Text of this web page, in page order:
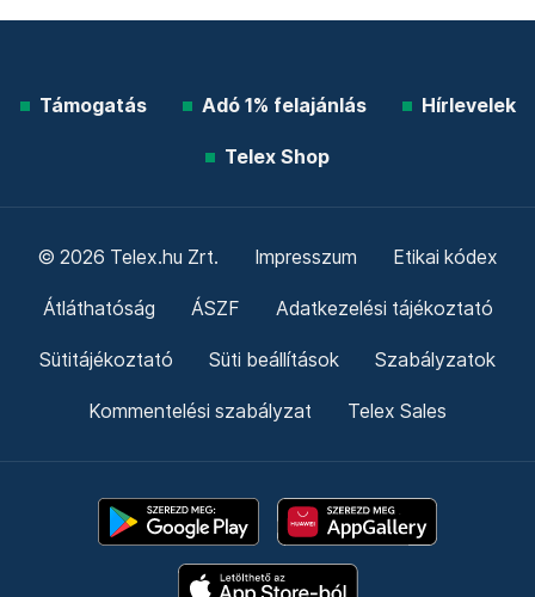
Támogatás Adó 1% felajánlás Hírlevelek
Telex Shop
© 2026 Telex.hu Zrt. Impresszum Etikai kódex
Átláthatóság ÁSZF Adatkezelési tájékoztató
Sütitájékoztató Süti beállítások Szabályzatok
Kommentelési szabályzat Telex Sales